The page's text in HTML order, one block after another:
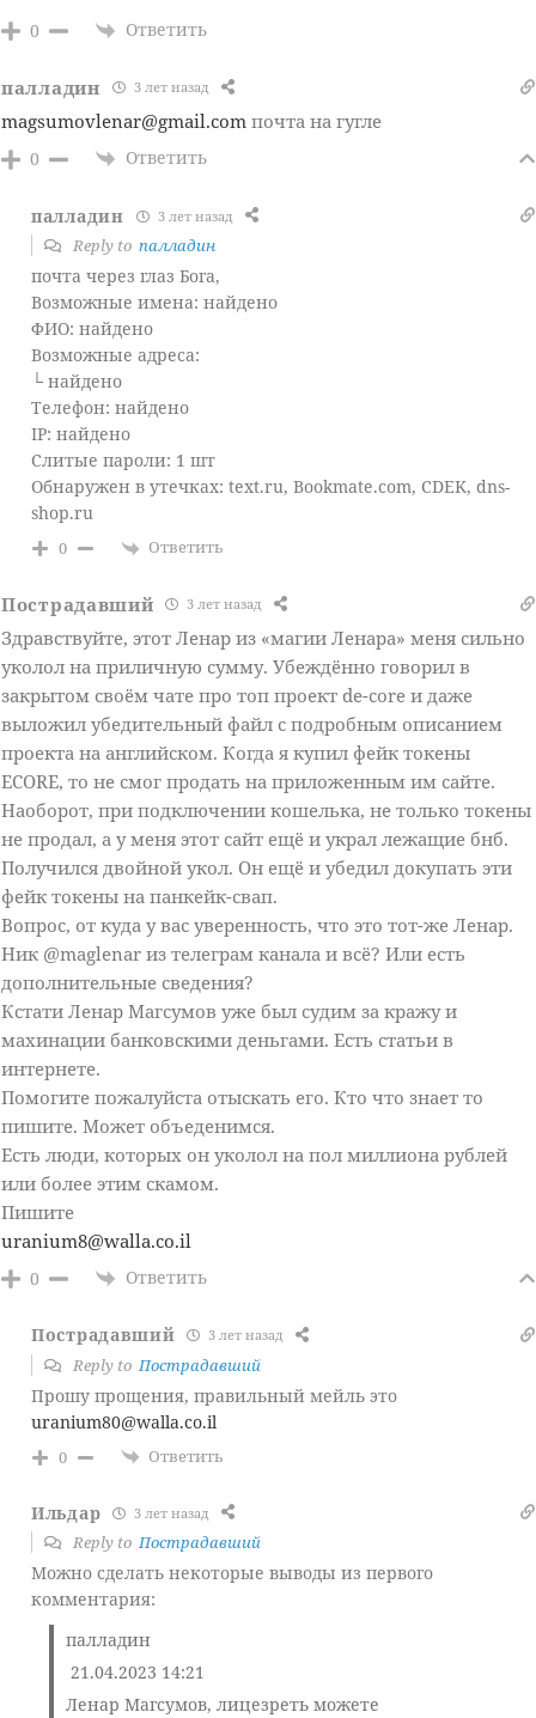
0 Ответить
палладин 3 лет назад
magsumovlenar@gmail.com почта на гугле
0 Ответить
палладин 3 лет назад
Reply to палладин
почта через глаз Бога,
Возможные имена: найдено
ФИО: найдено
Возможные адреса:
└ найдено
Телефон: найдено
IP: найдено
Слитые пароли: 1 шт
Обнаружен в утечках: text.ru, Bookmate.com, CDEK, dns-
shop.ru
0 Ответить
Пострадавший 3 лет назад
Здравствуйте, этот Ленар из «магии Ленара» меня сильно
уколол на приличную сумму. Убеждённо говорил в
закрытом своём чате про топ проект de-core и даже
выложил убедительный файл с подробным описанием
проекта на английском. Когда я купил фейк токены
ECORE, то не смог продать на приложенным им сайте.
Наоборот, при подключении кошелька, не только токены
не продал, а у меня этот сайт ещё и украл лежащие бнб.
Получился двойной укол. Он ещё и убедил докупать эти
фейк токены на панкейк-свап.
Вопрос, от куда у вас уверенность, что это тот-же Ленар.
Ник @maglenar из телеграм канала и всё? Или есть
дополнительные сведения?
Кстати Ленар Магсумов уже был судим за кражу и
махинации банковскими деньгами. Есть статьи в
интернете.
Помогите пожалуйста отыскать его. Кто что знает то
пишите. Может объеденимся.
Есть люди, которых он уколол на пол миллиона рублей
или более этим скамом.
Пишите
uranium8@walla.co.il
0 Ответить
Пострадавший 3 лет назад
Reply toПострадавший
Прошу прощения, правильный мейль это
uranium80@walla.co.il
0 Ответить
Ильдар 3 лет назад
Reply toПострадавший
Можно сделать некоторые выводы из первого
комментария:
палладин
21.04.2023 14:21
Ленар Магсумов, лицезреть можете